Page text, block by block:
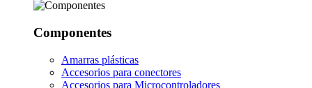
Componentes
Amarras plásticas
Accesorios para conectores
Accesorios para Microcontroladores